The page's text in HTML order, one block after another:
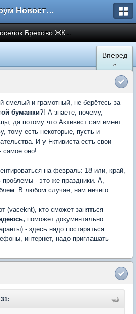
Форум Новостройки
Брехово ЖК...
Вперед
»
смелый и грамотный, не берётесь за
бумажки?! А знаете, почему,
да потому что Активист сам имеет
тому есть некоторые, пусть и
И у Fктивиста есть свои
самое оно!
на февраль: 18 или, край,
- это же праздники. А,
В любом случае, нам нечего
(vaceknt), кто сможет заняться
поможет документально.
- здесь надо постараться
интернет, надо приглашать